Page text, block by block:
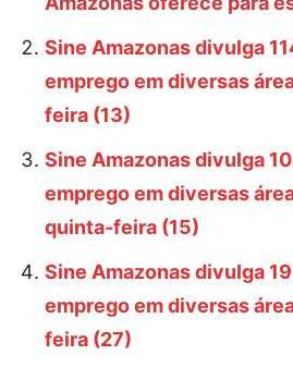
Sine Amazonas divulga
emprego em diversas
feira (13)
Sine Amazonas divulga
emprego em diversas
quinta-feira (15)
Sine Amazonas divulga
emprego em diversas
feira (27)